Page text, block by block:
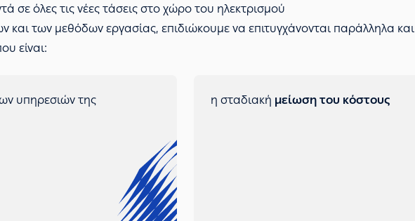
σε όλες τις νέες τάσεις στο χώρο του ηλεκτρισμού
των μεθόδων εργασίας, επιδιώκουμε να επιτυγχάνονται παράλληλα και
είναι:
υπηρεσιών της η σταδιακή μείωση του κόστους